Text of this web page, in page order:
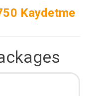
Kaydetme